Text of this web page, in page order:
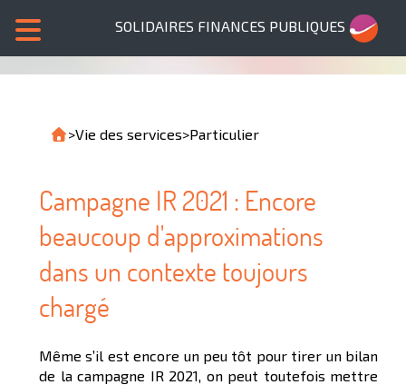
SOLIDAIRES FINANCES PUBLIQUES
>Vie des services>Particulier
Campagne IR 2021 : Encore
beaucoup d'approximations
dans un contexte toujours
chargé
Même s’il est encore un peu tôt pour tirer un bilan
de la campagne IR 2021, on peut toutefois mettre